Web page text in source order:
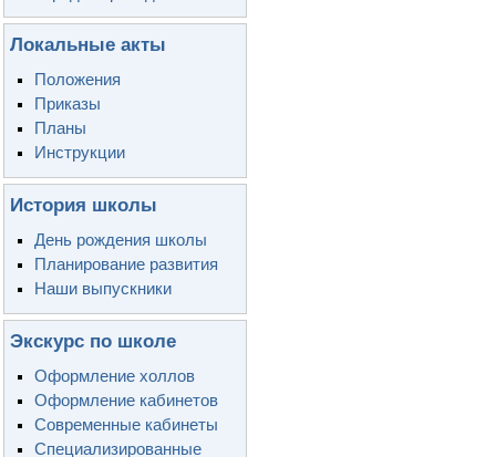
Локальные акты
Положения
Приказы
Планы
Инструкции
История школы
День рождения школы
Планирование развития
Наши выпускники
Экскурс по школе
Оформление холлов
Оформление кабинетов
Современные кабинеты
Специализированные